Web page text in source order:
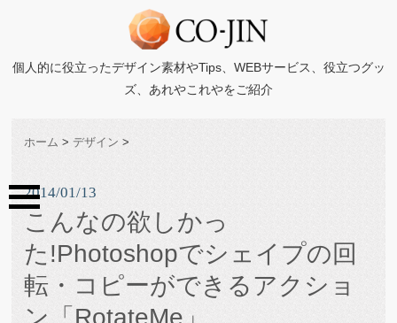
個人的に役立ったデザイン素材やTips、WEBサービス、役立つグッ
ズ、あれやこれやをご紹介
ホーム > デザイン >
2014/01/13
こんなの欲しかっ
た!Photoshopでシェイプの回
転・コピーができるアクショ
ン「RotateMe」